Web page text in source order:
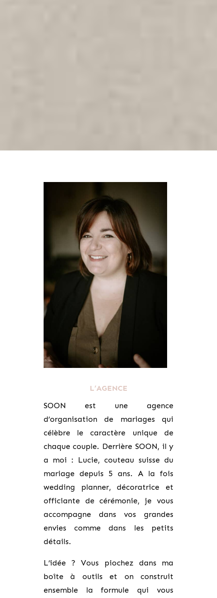
L’AGENCE
SOON est une agence
d’organisation de mariages qui
célèbre le caractère unique de
chaque couple. Derrière SOON, il y
a moi : Lucie, couteau suisse du
mariage depuis 5 ans. A la fois
wedding planner, décoratrice et
officiante de cérémonie, je vous
accompagne dans vos grandes
envies comme dans les petits
détails.
L’idée ? Vous piochez dans ma
boîte à outils et on construit
ensemble la formule qui vous